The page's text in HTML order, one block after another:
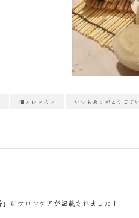
個人レッスン いつもありがとうござ
」にサロンケアが記載されました！